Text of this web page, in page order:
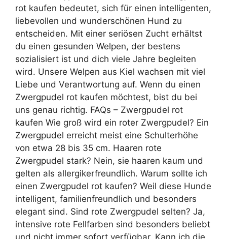
rot kaufen bedeutet, sich für einen intelligenten,
liebevollen und wunderschönen Hund zu
entscheiden. Mit einer seriösen Zucht erhältst
du einen gesunden Welpen, der bestens
sozialisiert ist und dich viele Jahre begleiten
wird. Unsere Welpen aus Kiel wachsen mit viel
Liebe und Verantwortung auf. Wenn du einen
Zwergpudel rot kaufen möchtest, bist du bei
uns genau richtig. FAQs – Zwergpudel rot
kaufen Wie groß wird ein roter Zwergpudel? Ein
Zwergpudel erreicht meist eine Schulterhöhe
von etwa 28 bis 35 cm. Haaren rote
Zwergpudel stark? Nein, sie haaren kaum und
gelten als allergikerfreundlich. Warum sollte ich
einen Zwergpudel rot kaufen? Weil diese Hunde
intelligent, familienfreundlich und besonders
elegant sind. Sind rote Zwergpudel selten? Ja,
intensive rote Fellfarben sind besonders beliebt
und nicht immer sofort verfügbar. Kann ich die